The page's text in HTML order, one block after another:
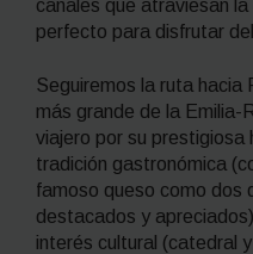
canales que atraviesan
perfecto para disfrutar
Seguiremos la ruta hacia
más grande de la Emilia-
viajero por su prestigiosa
tradición gastronómica
famoso queso como dos
destacados y
interés cultural (catedral